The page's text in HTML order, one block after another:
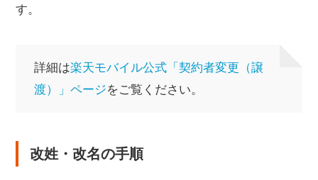
す。
詳細は楽天モバイル公式「契約者変更（譲
渡）」ページをご覧ください。
改姓・改名の手順